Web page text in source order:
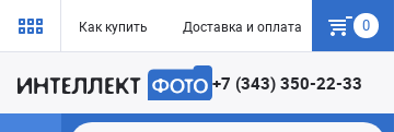
Как купить Доставка и оплата Гарантия
0
+7 (343) 350-22-33